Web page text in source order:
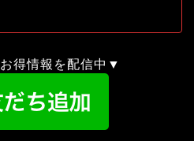
得情報を配信中▼